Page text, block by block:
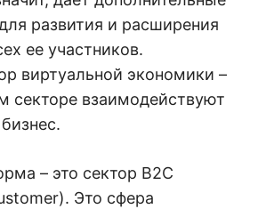
развития и расширения
ее участников.
виртуальной экономики –
секторе взаимодействуют
– это сектор B2C
Это сфера